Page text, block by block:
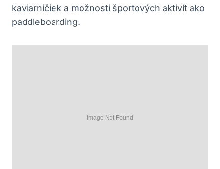
kaviarničiek a možnosti športových aktivít ako
paddleboarding.